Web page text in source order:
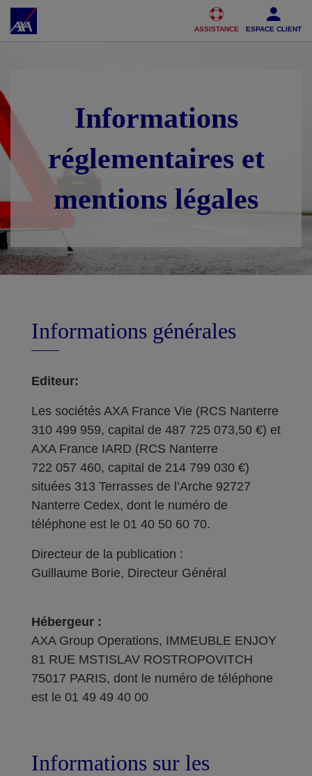
Accéder au Contenu Accéder au Pied de page
ASSISTANCE ESPACE CLIENT
Informations
réglementaires et
mentions légales
Informations générales
Editeur:
Les sociétés AXA France Vie (RCS Nanterre
310 499 959, capital de 487 725 073,50 €) et
AXA France IARD (RCS Nanterre
722 057 460, capital de 214 799 030 €)
situées 313 Terrasses de l’Arche 92727
Nanterre Cedex, dont le numéro de
téléphone est le 01 40 50 60 70.
Directeur de la publication :
Guillaume Borie, Directeur Général
Hébergeur :
AXA Group Operations, IMMEUBLE ENJOY
81 RUE MSTISLAV ROSTROPOVITCH
75017 PARIS, dont le numéro de téléphone
est le 01 49 49 40 00
Informations sur les